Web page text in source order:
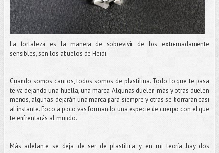
La fortaleza es la manera de sobrevivir de los extremadamente
sensibles, son los abuelos de Heidi.
Cuando somos canijos, todos somos de plastilina. Todo lo que te pasa
te va dejando una huella, una marca. Algunas duelen más y otras duelen
menos, algunas dejarán una marca para siempre y otras se borrarán casi
al instante. Poco a poco vas formando una especie de cuerpo con el que
te enfrentarás al mundo.
Más adelante se deja de ser de plastilina y en mi teoría hay dos